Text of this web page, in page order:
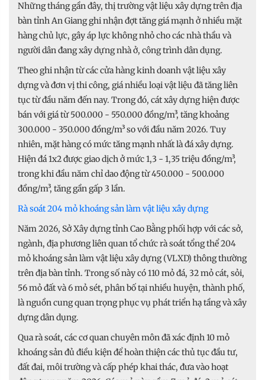
Những tháng gần đây, thị trường vật liệu xây dựng trên địa
bàn tỉnh An Giang ghi nhận đợt tăng giá mạnh ở nhiều mặt
hàng chủ lực, gây áp lực không nhỏ cho các nhà thầu và
người dân đang xây dựng nhà ở, công trình dân dụng.
Theo ghi nhận từ các cửa hàng kinh doanh vật liệu xây
dựng và đơn vị thi công, giá nhiều loại vật liệu đã tăng liên
tục từ đầu năm đến nay. Trong đó, cát xây dựng hiện được
bán với giá từ 500.000 - 550.000 đồng/m³, tăng khoảng
300.000 - 350.000 đồng/m³ so với đầu năm 2026. Tuy
nhiên, mặt hàng có mức tăng mạnh nhất là đá xây dựng.
Hiện đá 1x2 được giao dịch ở mức 1,3 - 1,35 triệu đồng/m³,
trong khi đầu năm chỉ dao động từ 450.000 - 500.000
đồng/m³, tăng gần gấp 3 lần.
Rà soát 204 mỏ khoáng sản làm vật liệu xây dựng
Năm 2026, Sở Xây dựng tỉnh Cao Bằng phối hợp với các sở,
ngành, địa phương liên quan tổ chức rà soát tổng thể 204
mỏ khoáng sản làm vật liệu xây dựng (VLXD) thông thường
trên địa bàn tỉnh. Trong số này có 110 mỏ đá, 32 mỏ cát, sỏi,
56 mỏ đất và 6 mỏ sét, phân bố tại nhiều huyện, thành phố,
là nguồn cung quan trọng phục vụ phát triển hạ tầng và xây
dựng dân dụng.
Qua rà soát, các cơ quan chuyên môn đã xác định 10 mỏ
khoáng sản đủ điều kiện để hoàn thiện các thủ tục đầu tư,
đất đai, môi trường và cấp phép khai thác, đưa vào hoạt